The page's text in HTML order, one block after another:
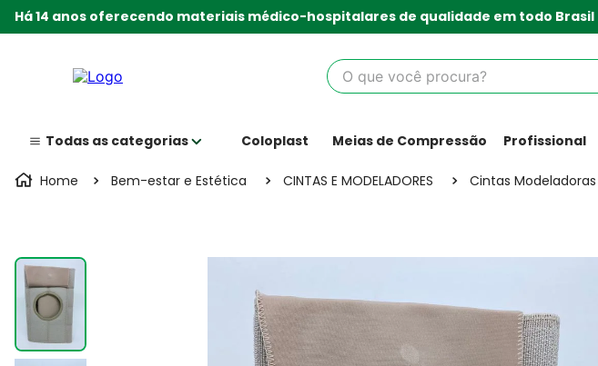
Há 14 anos oferecendo materiais médico-hospitalares de qualidade em todo Brasil
O que você procura?
Coloplast Meias de Compressão Profissional
Bem-estar e Estética CINTAS E MODELADORES Cintas Modeladoras